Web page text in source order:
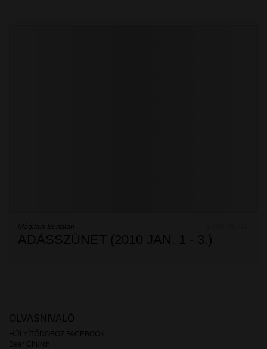
Mágikus Bertalan
ADÁSSZÜNET (2010 JAN. 1 - 3.)
OLVASNIVALÓ
HÜLYÍTŐDOBOZ FACEBOOK
Beer Church